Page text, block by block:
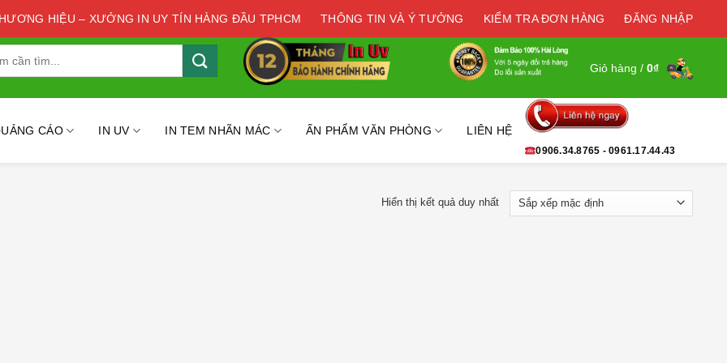
HIỆU – XƯỞNG IN UY TÍN HÀNG ĐẦU TPHCM THÔNG TIN VÀ Ý TƯỞNG KIỂM TRA ĐƠN HÀNG ĐĂNG NHẬP
Giỏ hàng / 0₫
CÁO IN UV IN TEM NHÃN MÁC ẤN PHẨM VĂN PHÒNG LIÊN HỆ
0906.34.8765 - 0961.17.44.43
Hiển thị kết quả duy nhất